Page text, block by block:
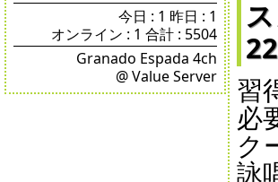
今日 : 1 昨日 : 1
オンライン : 1 合計 : 5504
Granado Espada 4ch
@ Value Server
習
必
ク
詠